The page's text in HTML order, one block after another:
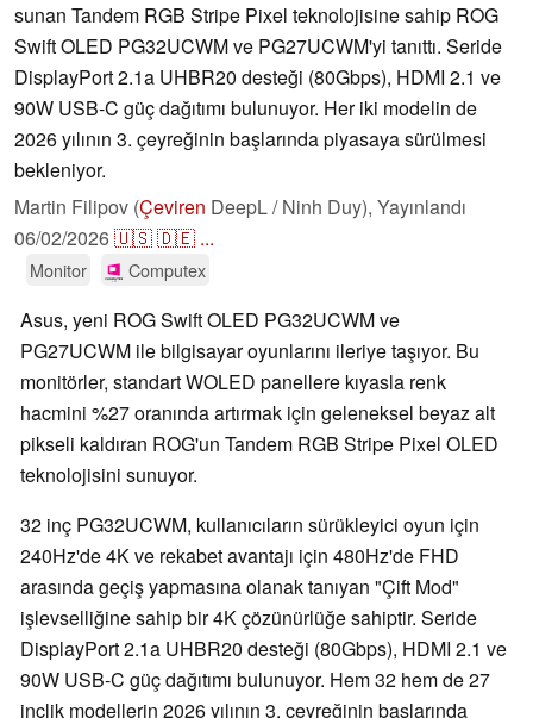
sunan Tandem RGB Stripe Pixel teknolojisine sahip ROG
Swift OLED PG32UCWM ve PG27UCWM'yi tanıttı. Seride
DisplayPort 2.1a UHBR20 desteği (80Gbps), HDMI 2.1 ve
90W USB-C güç dağıtımı bulunuyor. Her iki modelin de
2026 yılının 3. çeyreğinin başlarında piyasaya sürülmesi
bekleniyor.
Martin Filipov (Çeviren DeepL / Ninh Duy), Yayınlandı
06/02/2026🇺🇸🇩🇪 ...
Monitor Computex
Asus, yeni ROG Swift OLED PG32UCWM ve
PG27UCWM ile bilgisayar oyunlarını ileriye taşıyor. Bu
monitörler, standart WOLED panellere kıyasla renk
hacmini %27 oranında artırmak için geleneksel beyaz alt
pikseli kaldıran ROG'un Tandem RGB Stripe Pixel OLED
teknolojisini sunuyor.
32 inç PG32UCWM, kullanıcıların sürükleyici oyun için
240Hz'de 4K ve rekabet avantajı için 480Hz'de FHD
arasında geçiş yapmasına olanak tanıyan "Çift Mod"
işlevselliğine sahip bir 4K çözünürlüğe sahiptir. Seride
DisplayPort 2.1a UHBR20 desteği (80Gbps), HDMI 2.1 ve
90W USB-C güç dağıtımı bulunuyor. Hem 32 hem de 27
inçlik modellerin 2026 yılının 3. çeyreğinin başlarında